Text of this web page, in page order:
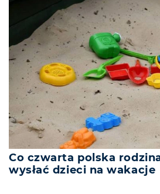
Co czwarta polska
wysłać dzieci na wakacje